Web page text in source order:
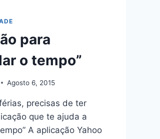
para
o tempo”
Agosto 6, 2015
precisas de ter
que te ajuda a
A aplicação Yahoo